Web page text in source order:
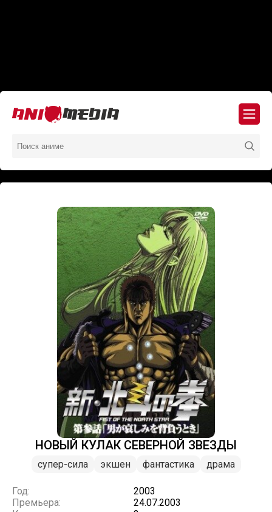
НОВЫЙ КУЛАК СЕВЕРНОЙ ЗВЕЗДЫ
супер-сила экшен фантастика драма
Год:
2003
Премьера:
24.07.2003